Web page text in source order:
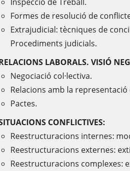
Formes de resolució de
Extrajudicial: tècniques de
Procediments judicials.
LABORALS. VISIÓ
Negociació col·lectiva.
Relacions amb la
Pactes.
CONFLICTIVES:
Reestructuracions internes:
Reestructuracions externes:
Reestructuracions complexes: